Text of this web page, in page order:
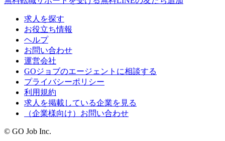
求人を探す
お役立ち情報
ヘルプ
お問い合わせ
運営会社
GOジョブのエージェントに相談する
プライバシーポリシー
利用規約
求人を掲載している企業を見る
（企業様向け）お問い合わせ
© GO Job Inc.